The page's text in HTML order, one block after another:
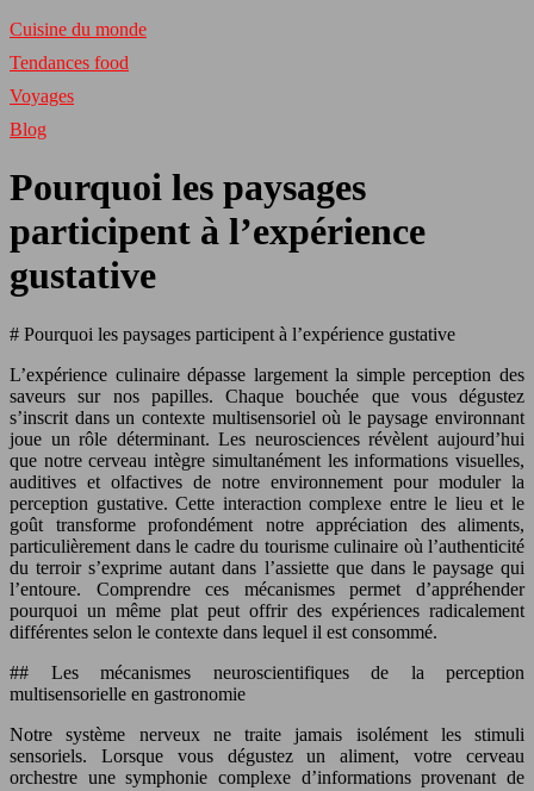
Cuisine du monde
Tendances food
Voyages
Blog
Pourquoi les paysages
participent à l’expérience
gustative
# Pourquoi les paysages participent à l’expérience gustative
L’expérience culinaire dépasse largement la simple perception des
saveurs sur nos papilles. Chaque bouchée que vous dégustez
s’inscrit dans un contexte multisensoriel où le paysage environnant
joue un rôle déterminant. Les neurosciences révèlent aujourd’hui
que notre cerveau intègre simultanément les informations visuelles,
auditives et olfactives de notre environnement pour moduler la
perception gustative. Cette interaction complexe entre le lieu et le
goût transforme profondément notre appréciation des aliments,
particulièrement dans le cadre du tourisme culinaire où l’authenticité
du terroir s’exprime autant dans l’assiette que dans le paysage qui
l’entoure. Comprendre ces mécanismes permet d’appréhender
pourquoi un même plat peut offrir des expériences radicalement
différentes selon le contexte dans lequel il est consommé.
## Les mécanismes neuroscientifiques de la perception
multisensorielle en gastronomie
Notre système nerveux ne traite jamais isolément les stimuli
sensoriels. Lorsque vous dégustez un aliment, votre cerveau
orchestre une symphonie complexe d’informations provenant de